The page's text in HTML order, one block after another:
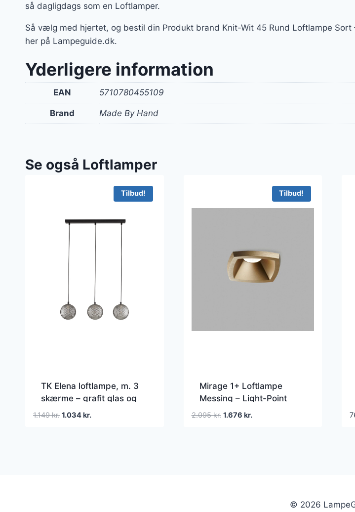
så dagligdags som en Loftlamper.
Så vælg med hjertet, og bestil din Produkt brand Knit-Wit 45 Rund Loftlampe
her på Lampeguide.dk.
Yderligere information
EAN 5710780455109
Brand Made By Hand
Se også Loftlamper
Tilbud!
TK Elena loftlampe, m. 3
skærme – grafit glas og
sort metal
1.149kr. Den
1.034kr.Den
Tilbud!
Mirage 1+ Loftlampe
Messing – Light-Point
2.095kr. Den
1.676 kr.Den
© 2026